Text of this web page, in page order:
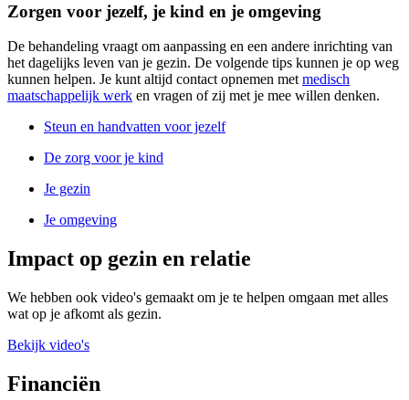
Zorgen voor jezelf, je kind en je omgeving
De behandeling vraagt om aanpassing en een andere inrichting van
het dagelijks leven van je gezin. De volgende tips kunnen je op weg
kunnen helpen. Je kunt altijd contact opnemen met medisch
maatschappelijk werk en vragen of zij met je mee willen denken.
Steun en handvatten voor jezelf
De zorg voor je kind
Je gezin
Je omgeving
Impact op gezin en relatie
We hebben ook video's gemaakt om je te helpen omgaan met alles
wat op je afkomt als gezin.
Bekijk video's
Financiën